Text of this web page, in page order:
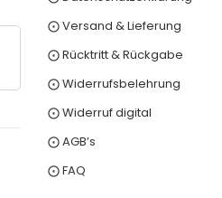
⨀ Versand & Lieferung
⨀ Rücktritt & Rückgabe
⨀ Widerrufsbelehrung
⨀ Widerruf digital
⨀ AGB’s
⨀ FAQ